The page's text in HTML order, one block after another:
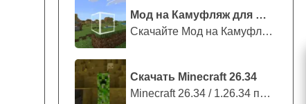
Мод на Камуфляж для Майнкрафт ПЕ
Скачайте Мод на Камуфляж на Майнкрафт...
Скачать Minecraft 26.34
Minecraft 26.34 / 1.26.34 представляе...